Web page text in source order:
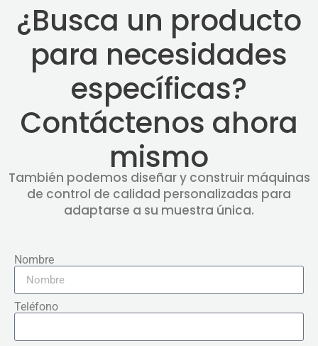
¿Busca un producto
para necesidades
específicas?
Contáctenos ahora
mismo
También podemos diseñar y construir máquinas
de control de calidad personalizadas para
adaptarse a su muestra única.
Nombre
Teléfono